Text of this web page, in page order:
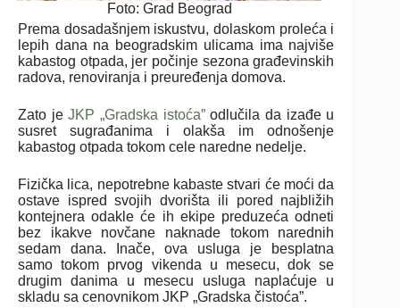
Foto: Grad Beograd
Prema dosadašnjem iskustvu, dolaskom proleća i
lepih dana na beogradskim ulicama ima najviše
kabastog otpada, jer počinje sezona građevinskih
radova, renoviranja i preuređenja domova.
Zato jeJKP „Gradska istoća”odlučila da izađe u
susret sugrađanima i olakša im odnošenje
kabastog otpada tokom cele naredne nedelje.
Fizička lica, nepotrebne kabaste stvari će moći da
ostave ispred svojih dvorišta ili pored najbližih
kontejnera odakle će ih ekipe preduzeća odneti
bez ikakve novčane naknade tokom narednih
sedam dana. Inače, ova usluga je besplatna
samo tokom prvog vikenda u mesecu, dok se
drugim danima u mesecu usluga naplaćuje u
skladu sa cenovnikom JKP „Gradska čistoća”.